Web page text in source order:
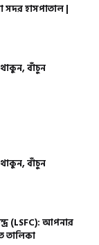
সদর হাসপাতাল |
থাকুন, বাঁচুন
থাকুন, বাঁচুন
(LSFC): আপনার
তালিকা